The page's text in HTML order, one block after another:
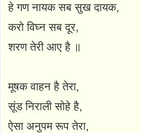
हे गण नायक सब सुख दायक,
करो विघ्न सब दूर,
शरण तेरी आए है ॥
मूषक वाहन है तेरा,
सूंड निराली सोहे है,
ऐसा अनुपम रूप तेरा,